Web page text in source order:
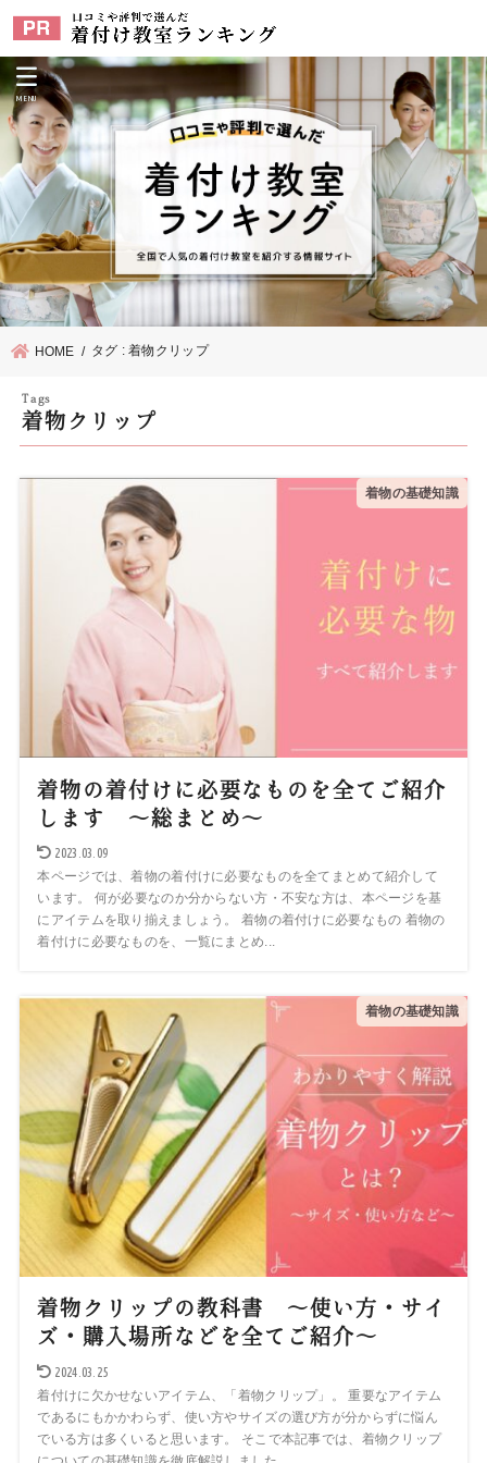
MENU
HOME タグ : 着物クリップ
着物クリップ
着物の基礎知識
着物の着付けに必要なものを全てご紹介
します ～総まとめ～
2023.03.09
本ページでは、着物の着付けに必要なものを全てまとめて紹介して
います。 何が必要なのか分からない方・不安な方は、本ページを基
にアイテムを取り揃えましょう。 着物の着付けに必要なもの 着物の
着付けに必要なものを、一覧にまとめ...
着物の基礎知識
着物クリップの教科書 ～使い方・サイ
ズ・購入場所などを全てご紹介～
2024.03.25
着付けに欠かせないアイテム、「着物クリップ」。 重要なアイテム
であるにもかかわらず、使い方やサイズの選び方が分からずに悩ん
でいる方は多くいると思います。 そこで本記事では、着物クリップ